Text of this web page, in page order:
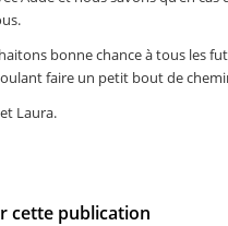
bonne chance à tous les
faire un petit bout de
Laura.
cette publication